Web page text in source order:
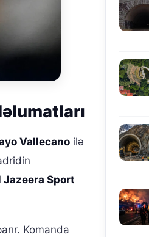
Vallecano ilə
Jazeera Sport
Komanda